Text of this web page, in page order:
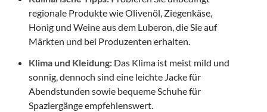
regionale Produkte wie Olivenöl, Ziegenkäse,
Honig und Weine aus dem Luberon, die Sie auf
Märkten und bei Produzenten erhalten.
Klima und Kleidung: Das Klima ist meist mild und
sonnig, dennoch sind eine leichte Jacke für
Abendstunden sowie bequeme Schuhe für
Spaziergänge empfehlenswert.